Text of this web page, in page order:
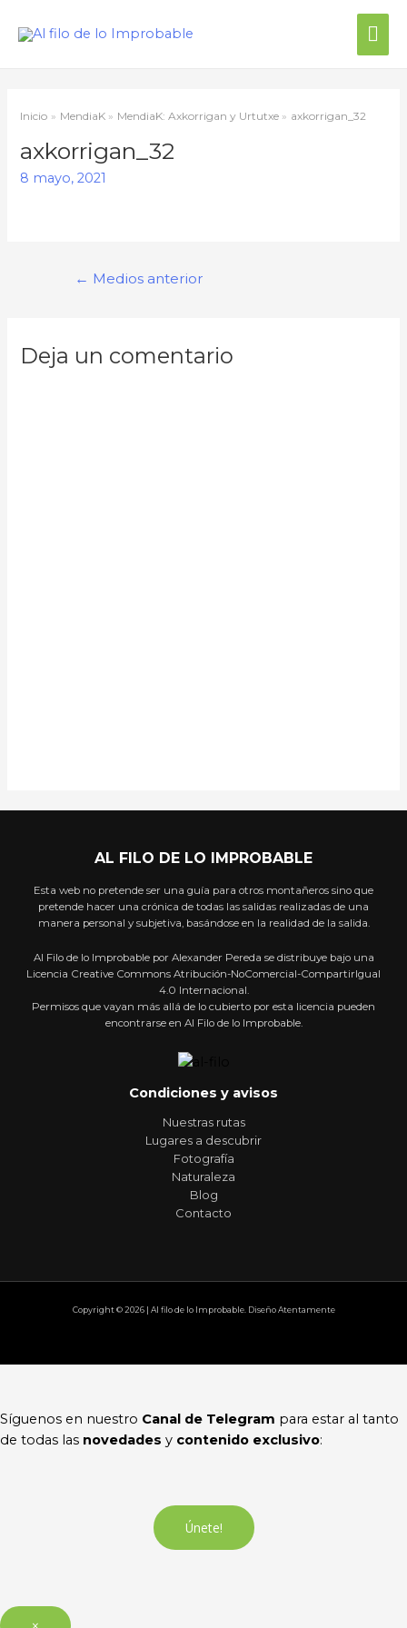
Inicio MendiaK MendiaK: Axkorrigan y Urtutxe axkorrigan_32
axkorrigan_32
8 mayo, 2021
← Medios anterior
Deja un comentario
AL FILO DE LO IMPROBABLE
Esta web no pretende ser una guía para otros montañeros sino que
pretende hacer una crónica de todas las salidas realizadas de una
manera personal y subjetiva, basándose en la realidad de la salida.
Al Filo de lo Improbable por Alexander Pereda se distribuye bajo una
Licencia Creative Commons Atribución-NoComercial-CompartirIgual
4.0 Internacional.
Permisos que vayan más allá de lo cubierto por esta licencia pueden
encontrarse en Al Filo de lo Improbable.
Condiciones y avisos
Nuestras rutas
Lugares a descubrir
Fotografía
Naturaleza
Blog
Contacto
Copyright © 2026 | Al filo de lo Improbable. Diseño Atentamente
Síguenos en nuestro Canal de Telegram para estar al tanto
de todas las novedades y contenido exclusivo:
Únete!